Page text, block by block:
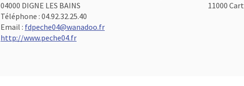
04000 DIGNE LES BAINS
Téléphone : 04.92.32.25.40
Email : fdpeche04@wanadoo.fr
http://www.peche04.fr
11000